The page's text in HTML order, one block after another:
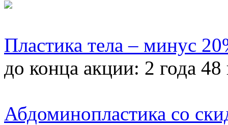
Пластика тела – минус
до конца акции: 2 года 48
Абдоминопластика со